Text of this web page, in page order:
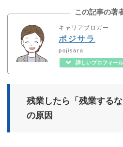
この記事の著
キャリアブロガー
ポジサラ
pojisara
詳しいプロフィール
残業したら「残業する
の原因